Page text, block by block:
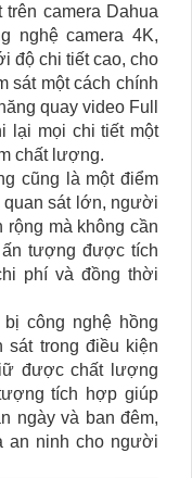
camera Dahua
nghệ camera 4K,
độ chi tiết cao, cho
sát một cách chính
quay video Full
lại mọi chi tiết một
chất lượng.
cũng là một điểm
quan sát lớn, người
rộng mà không cần
ấn tượng được tích
phí và đồng thời
công nghệ hồng
sát trong điều kiện
được chất lượng
tích hợp giúp
ngày và ban đêm,
an ninh cho người